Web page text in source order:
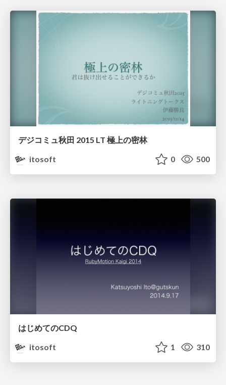
デジコミュ秋田 2015 LT 極上の密林
itosoft
0 500
はじめてのCDQ
itosoft
1 310